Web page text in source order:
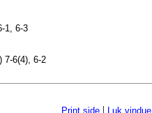
1, 6-3
7-6(4), 6-2
Print side| Luk vindue